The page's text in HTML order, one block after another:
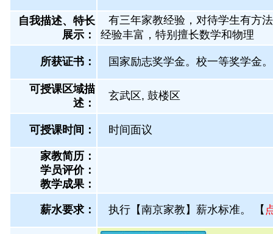
自我描述、特长
展示 ：
有三年家教经验，对待学生有方
经验丰富，特别擅长数学和物理
所获证书 ： 国家励志奖学金。校一等奖学金
可授课区域描
述：
玄武区, 鼓楼区
可授课时间： 时间面议
家教简历：
学员评价：
教学成果：
薪水要求： 执行【南京家教】薪水标准。 【